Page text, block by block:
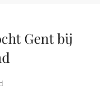
Gent bij